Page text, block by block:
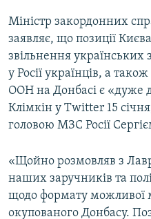
Усі сайти RFE/RL
Міністр закордонних
заявляє, що позиції
звільнення українських
у Росії українців, а
ООН на Донбасі є «дуже
Клімкін у Twitter 15
головою МЗС Росії
«Щойно розмовляв з
наших заручників та
щодо формату можливої
окупованого Донбасу.